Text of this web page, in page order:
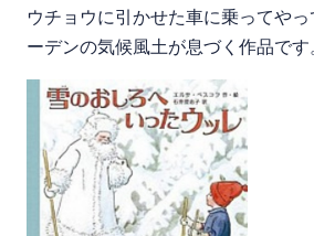
ウチョウに引かせた車に乗ってや
ーデンの気候風土が息づく作品です